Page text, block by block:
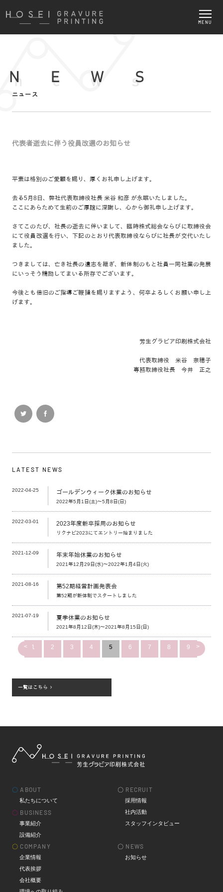
MENU
ニュース
代表者逝去に伴う役員改選のお知らせ
平素は格別のご愛顧を賜り、厚くお礼申し上げます。
去る5月8日、弊社代表取締役社長 米谷 和彦 が永眠いたしました。
ここにあらためて生前のご厚誼に深謝し、心から御礼申し上げます。
さてこのたび、社長の逝去に伴いまして、臨時株式総会ならびに取締役会
にて役員改選を行い、下記のとおり代表取締役ならびに社長が交代いたし
ました。
つきましては、亡き社長の遺志を継ぎ、新体制のもと社員一同社業の発展
にいっそう精励してまいる所存でございます。
今後とも倍旧のご指導ご鞭撻を賜りますよう、何卒よろしくお願い申し上
げます。
芳生グラビア印刷株式会社
代表取締役 米谷 奈穂子
専務取締役社長 今井 正之
LATEST NEWS
2022-04-25 ゴールデンウィーク休業のお知らせ
2022年5月1日(土)～5月8日(日)
2022-03-01 2023年度新卒採用のお知らせ
リクナビ2023にてエントリー始まりました
2021-12-09 年末年始休業のお知らせ
2021年12月29日(水)～2022年1月4日(火)
2021-08-16 第52期経営計画発表会
第52期が新体制でスタートしました
2021-07-19 夏季休業のお知らせ
2021年8月12日(木)～2021年8月15日(日)
< 1 2 3 4 5 6 7 8 9 >
一覧はこちら
〇 ABOUT 〇 RECRUIT
私たちについて 採用情報
〇 BUSINESS
社内活動
事業紹介
スタッフインタビュー
設備紹介
〇 COMPANY 〇 NEWS
企業情報
お知らせ
代表挨拶
会社概要